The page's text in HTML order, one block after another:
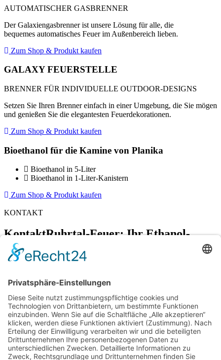
AUTOMATISCHER GASBRENNER
Der Galaxiengasbrenner ist unsere Lösung für alle, die
bequemes automatisches Feuer im Außenbereich lieben.
Zum Shop & Produkt kaufen
GALAXY FEUERSTELLE
BRENNER FÜR INDIVIDUELLE OUTDOOR-DESIGNS
Setzen Sie Ihren Brenner einfach in einer Umgebung, die Sie mögen
und genießen Sie die elegantesten Feuerdekorationen.
Zum Shop & Produkt kaufen
Bioethanol für die Kamine von Planika
Bioethanol in 5-Liter
Bioethanol in 1-Liter-Kanistern​
Zum Shop & Produkt kaufen
KONTAKT
KontaktRuhrtal-Feuer: Ihr Ethanol-
Kamin-Spezialist
44797 Bochum
0234 – 60938159
info@ruhrtal-feuer.de
Kontakt & Anfahrt
Datenschutzerklärung